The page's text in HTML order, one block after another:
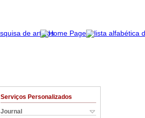
Serviços Personalizados
Journal